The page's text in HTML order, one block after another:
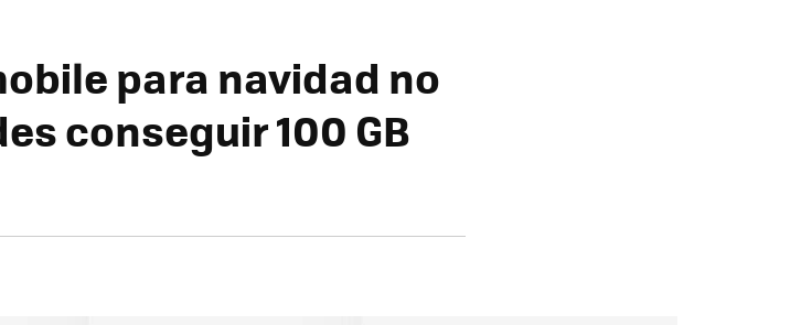
para navidad no
conseguir 100 GB